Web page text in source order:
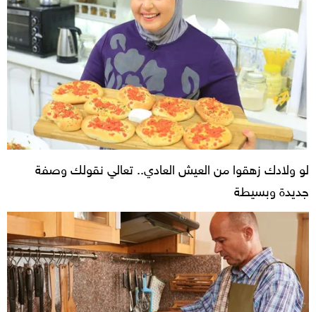
لو ولادك زهقوا من العيش العادي.. تعالي نقولك وصفة
جديدة وبسيطة